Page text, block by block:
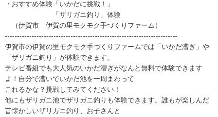
・おすすめ体験「いかだに挑戦！」
「ザリガニ釣り」体験
（伊賀市 伊賀の里モクモク手づくりファーム）
-----------------------------------------------------------------------
伊賀市の伊賀の里モクモク手づくりファームでは「いかだ漕ぎ」や
「ザリガニ釣り」が体験できます。
テレビ番組でも大人気のいかだ漕ぎがなんと無料で体験できます
よ！自分で漕いでいかだ池を一周まわって
これるかな？挑戦してみてください！
他にもザリガニ池でザリガニ釣りも体験できます。誰もが楽しんだ
昔懐かしいザリガニ釣り、お子さんと